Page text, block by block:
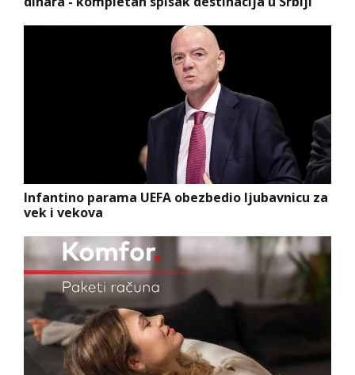
Infantino parama UEFA obezbedio ljubavnicu za
vek i vekova